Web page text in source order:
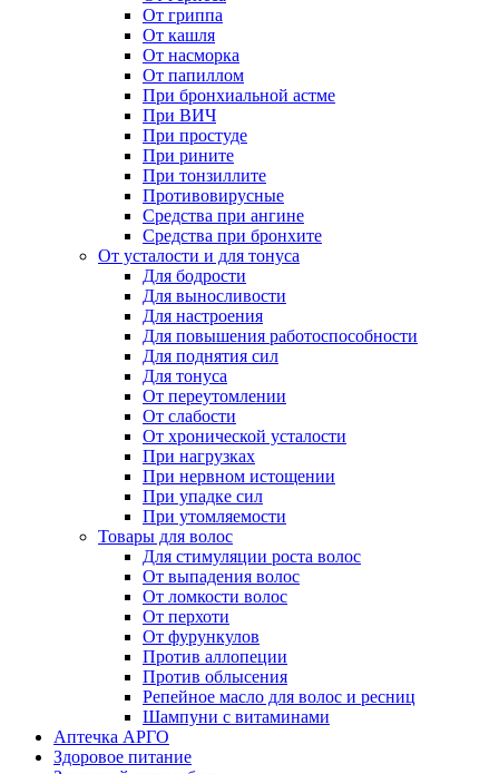
От гриппа
От кашля
От насморка
От папиллом
При бронхиальной астме
При ВИЧ
При простуде
При рините
При тонзиллите
Противовирусные
Средства при ангине
Средства при бронхите
От усталости и для тонуса
Для бодрости
Для выносливости
Для настроения
Для повышения работоспособности
Для поднятия сил
Для тонуса
От переутомлении
От слабости
От хронической усталости
При нагрузках
При нервном истощении
При упадке сил
При утомляемости
Товары для волос
Для стимуляции роста волос
От выпадения волос
От ломкости волос
От перхоти
От фурункулов
Против аллопеции
Против облысения
Репейное масло для волос и ресниц
Шампуни с витаминами
Аптечка АРГО
Здоровое питание